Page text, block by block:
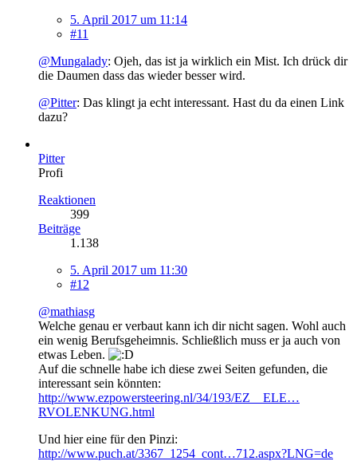
5. April 2017 um 11:14
#11
@Mungalady: Ojeh, das ist ja wirklich ein Mist. Ich drück dir
die Daumen dass das wieder besser wird.
@Pitter: Das klingt ja echt interessant. Hast du da einen Link
dazu?
Pitter
Profi
Reaktionen
399
Beiträge
1.138
5. April 2017 um 11:30
#12
@mathiasg
Welche genau er verbaut kann ich dir nicht sagen. Wohl auch
ein wenig Berufsgeheimnis. Schließlich muss er ja auch von
etwas Leben.
Auf die schnelle habe ich diese zwei Seiten gefunden, die
interessant sein könnten:
http://www.ezpowersteering.nl/34/193/EZ__ELE…
RVOLENKUNG.html
Und hier eine für den Pinzi:
http://www.puch.at/3367_1254_cont…712.aspx?LNG=de